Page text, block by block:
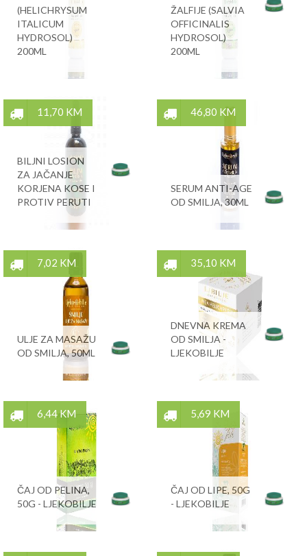
(HELICHRYSUM
ITALICUM
HYDROSOL)
200ML
ŽALFIJE (SALVIA
OFFICINALIS
HYDROSOL)
200ML
11,70 KM
BILJNI LOSION
ZA JAČANJE
KORJENA KOSE I
PROTIV PERUTI
46,80 KM
SERUM ANTI-AGE
OD SMILJA, 30ML
7,02 KM
ULJE ZA MASAŽU
OD SMILJA, 50ML
35,10 KM
DNEVNA KREMA
OD SMILJA -
LJEKOBILJE
6,44 KM
ČAJ OD PELINA,
50G - LJEKOBILJE
5,69 KM
ČAJ OD LIPE, 50G
- LJEKOBILJE